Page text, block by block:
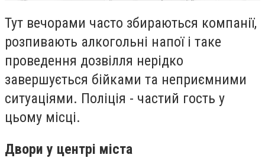
Тут вечорами часто збираються компанії,
розпивають алкогольні напої і таке
проведення дозвілля нерідко
завершується бійками та неприємними
ситуаціями. Поліція - частий гость у
цьому місці.
Двори у центрі міста